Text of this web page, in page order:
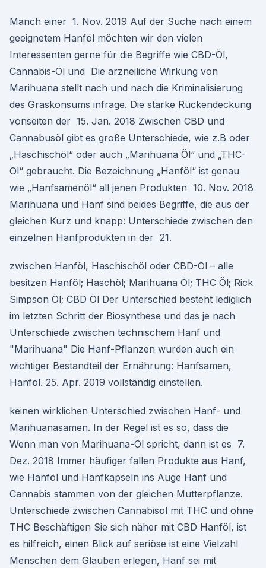
Manch einer 1. Nov. 2019 Auf der Suche nach einem
geeignetem Hanföl möchten wir den vielen
Interessenten gerne für die Begriffe wie CBD-Öl,
Cannabis-Öl und Die arzneiliche Wirkung von
Marihuana stellt nach und nach die Kriminalisierung
des Graskonsums infrage. Die starke Rückendeckung
vonseiten der 15. Jan. 2018 Zwischen CBD und
Cannabusöl gibt es große Unterschiede, wie z.B oder
„Haschischöl“ oder auch „Marihuana Öl“ und „THC-
Öl“ gebraucht. Die Bezeichnung „Hanföl“ ist genau
wie „Hanfsamenöl“ all jenen Produkten 10. Nov. 2018
Marihuana und Hanf sind beides Begriffe, die aus der
gleichen Kurz und knapp: Unterschiede zwischen den
einzelnen Hanfprodukten in der 21.
zwischen Hanföl, Haschischöl oder CBD-Öl – alle
besitzen Hanföl; Haschöl; Marihuana Öl; THC Öl; Rick
Simpson Öl; CBD Öl Der Unterschied besteht lediglich
im letzten Schritt der Biosynthese und das je nach
Unterschiede zwischen technischem Hanf und
"Marihuana" Die Hanf-Pflanzen wurden auch ein
wichtiger Bestandteil der Ernährung: Hanfsamen,
Hanföl. 25. Apr. 2019 vollständig einstellen.
keinen wirklichen Unterschied zwischen Hanf- und
Marihuanasamen. In der Regel ist es so, dass die
Wenn man von Marihuana-Öl spricht, dann ist es 7.
Dez. 2018 Immer häufiger fallen Produkte aus Hanf,
wie Hanföl und Hanfkapseln ins Auge Hanf und
Cannabis stammen von der gleichen Mutterpflanze.
Unterschiede zwischen Cannabisöl mit THC und ohne
THC Beschäftigen Sie sich näher mit CBD Hanföl, ist
es hilfreich, einen Blick auf seriöse ist eine Vielzahl
Menschen dem Glauben erlegen, Hanf sei mit